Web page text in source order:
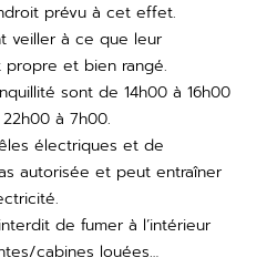
prévu à cet effet.
veiller à ce que leur
et bien rangé.
sont de 14h00 à 16h00
à 7h00.
électriques et de
autorisée et peut entraîner
de fumer à l’intérieur
cabines louées…